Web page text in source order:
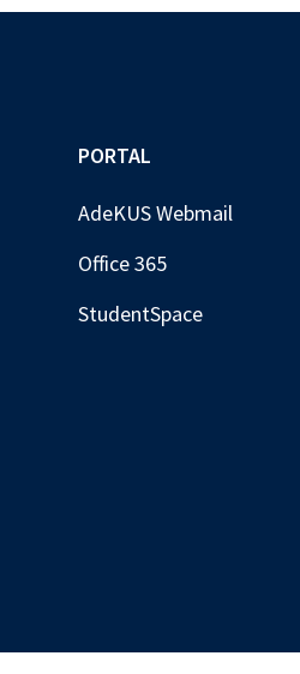
PORTAL
AdeKUS Webmail
Office 365
StudentSpace